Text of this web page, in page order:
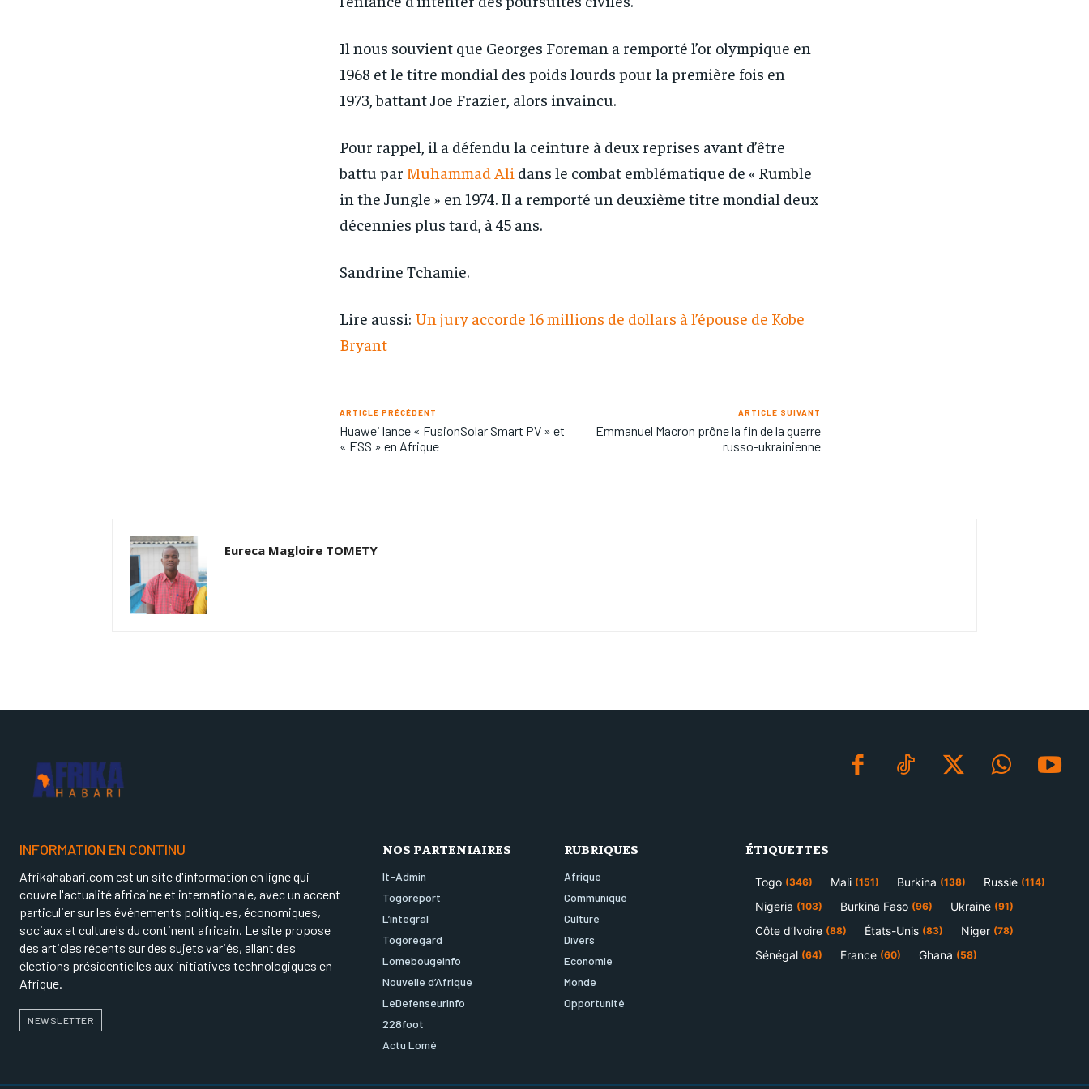
Il nous souvient que Georges Foreman a remporté l’or olympique en
1968 et le titre mondial des poids lourds pour la première fois en
1973, battant Joe Frazier, alors invaincu.
Pour rappel, il a défendu la ceinture à deux reprises avant d’être
battu par Muhammad Ali dans le combat emblématique de « Rumble
in the Jungle » en 1974. Il a remporté un deuxième titre mondial deux
décennies plus tard, à 45 ans.
Sandrine Tchamie.
Lire aussi: Un jury accorde 16 millions de dollars à l’épouse de Kobe
Bryant
ARTICLE PRÉCÉDENT
Huawei lance « FusionSolar Smart PV » et
« ESS » en Afrique
ARTICLE SUIVANT
Emmanuel Macron prône la fin de la guerre
russo-ukrainienne
Eureca Magloire TOMETY
INFORMATION EN CONTINU
Afrikahabari.com est un site d'information en ligne qui
couvre l'actualité africaine et internationale, avec un accent
particulier sur les événements politiques, économiques,
sociaux et culturels du continent africain. Le site propose
des articles récents sur des sujets variés, allant des
élections présidentielles aux initiatives technologiques en
Afrique.
NEWSLETTER
NOS PARTENIAIRES
It-Admin
Togoreport
L’integral
Togoregard
Lomebougeinfo
Nouvelle d’Afrique
LeDefenseurInfo
228foot
Actu Lomé
RUBRIQUES
Afrique
Communiqué
Culture
Divers
Economie
Monde
Opportunité
ÉTIQUETTES
Togo (346) Mali (151) Burkina (138) Russie (114)
Nigeria (103) Burkina Faso (96) Ukraine (91)
Côte d’Ivoire (88) États-Unis (83) Niger (78)
Sénégal (64) France (60) Ghana (58)